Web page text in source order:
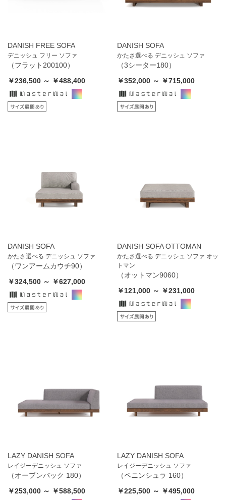
DANISH FREE SOFA
デニッシュ フリー ソファ
（フラット200100）
￥236,500 ～ ￥488,400
DANISH SOFA
かたさ選べる デニッシュ ソファ
（3シーター180）
￥352,000 ～ ￥715,000
DANISH SOFA
かたさ選べる デニッシュ ソファ
（ワンアームカウチ90）
￥324,500 ～ ￥627,000
DANISH SOFA OTTOMAN
かたさ選べる デニッシュ ソファ オッ
トマン
（オットマン9060）
￥121,000 ～ ￥231,000
LAZY DANISH SOFA
レイジーデニッシュ ソファ
（オープンバック 180）
￥253,000 ～ ￥588,500
LAZY DANISH SOFA
レイジーデニッシュ ソファ
（ペニンシュラ 160）
￥225,500 ～ ￥495,000